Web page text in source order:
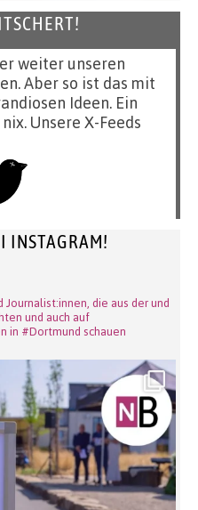
weiter unseren
Aber so ist das mit
Ideen. Ein
Unsere X-Feeds
INSTAGRAM!
die aus der und
und auch auf
in #Dortmund schauen